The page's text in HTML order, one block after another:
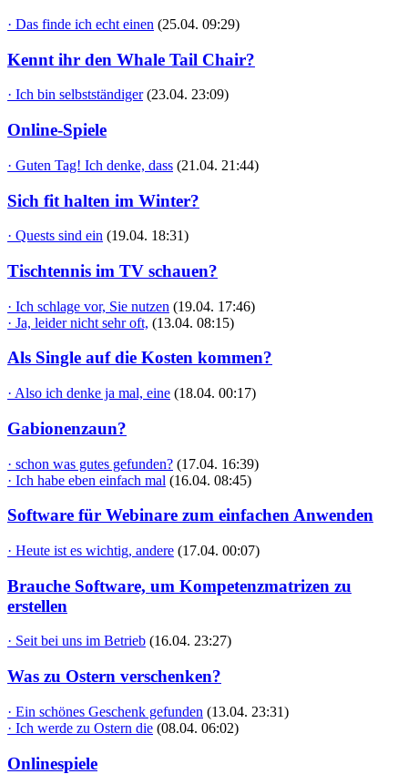
· Das finde ich echt einen (25.04. 09:29)
Kennt ihr den Whale Tail Chair?
· Ich bin selbstständiger (23.04. 23:09)
Online-Spiele
· Guten Tag! Ich denke, dass (21.04. 21:44)
Sich fit halten im Winter?
· Quests sind ein (19.04. 18:31)
Tischtennis im TV schauen?
· Ich schlage vor, Sie nutzen (19.04. 17:46)
· Ja, leider nicht sehr oft, (13.04. 08:15)
Als Single auf die Kosten kommen?
· Also ich denke ja mal, eine (18.04. 00:17)
Gabionenzaun?
· schon was gutes gefunden? (17.04. 16:39)
· Ich habe eben einfach mal (16.04. 08:45)
Software für Webinare zum einfachen Anwenden
· Heute ist es wichtig, andere (17.04. 00:07)
Brauche Software, um Kompetenzmatrizen zu
erstellen
· Seit bei uns im Betrieb (16.04. 23:27)
Was zu Ostern verschenken?
· Ein schönes Geschenk gefunden (13.04. 23:31)
· Ich werde zu Ostern die (08.04. 06:02)
Onlinespiele